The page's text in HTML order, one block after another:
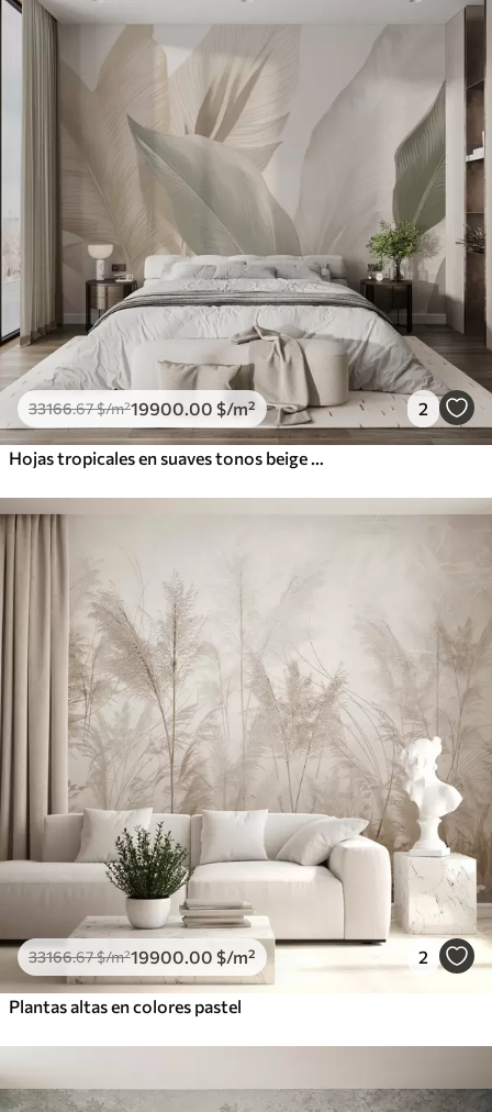
33166.67$/m²19900 .00 $/m² 2
33166.67$/m²19900 .00 $/m² 2
Plantas altas en colores pastel